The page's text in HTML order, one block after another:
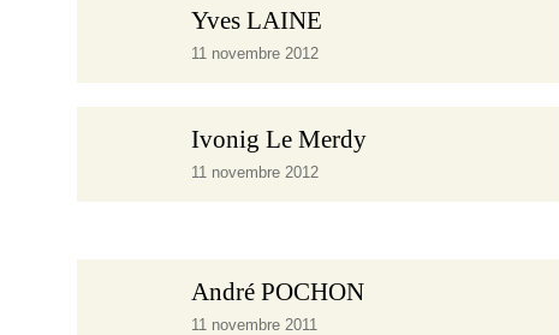
Yves LAINE
11 novembre 2012
Ivonig Le Merdy
11 novembre 2012
André POCHON
11 novembre 2011